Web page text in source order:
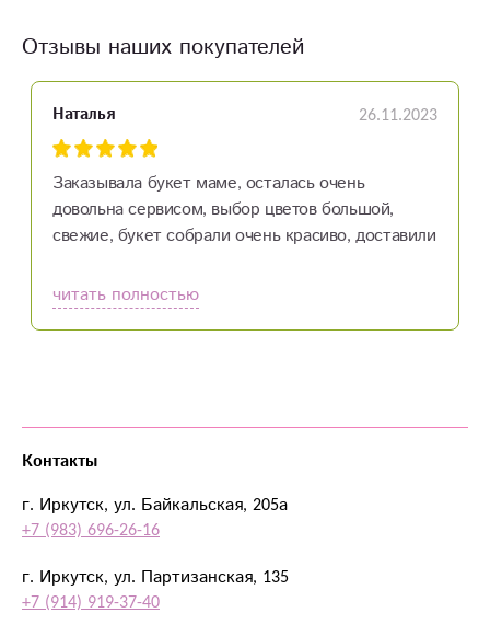
Отзывы наших покупателей
Наталья 26.11.2023
Заказывала букет маме, осталась очень
довольна сервисом, выбор цветов большой,
свежие, букет собрали очень красиво, доставили
читать полностью
Контакты
г. Иркутск, ул. Байкальская, 205а
+7 (983) 696-26-16
г. Иркутск, ул. Партизанская, 135
+7 (914) 919-37-40